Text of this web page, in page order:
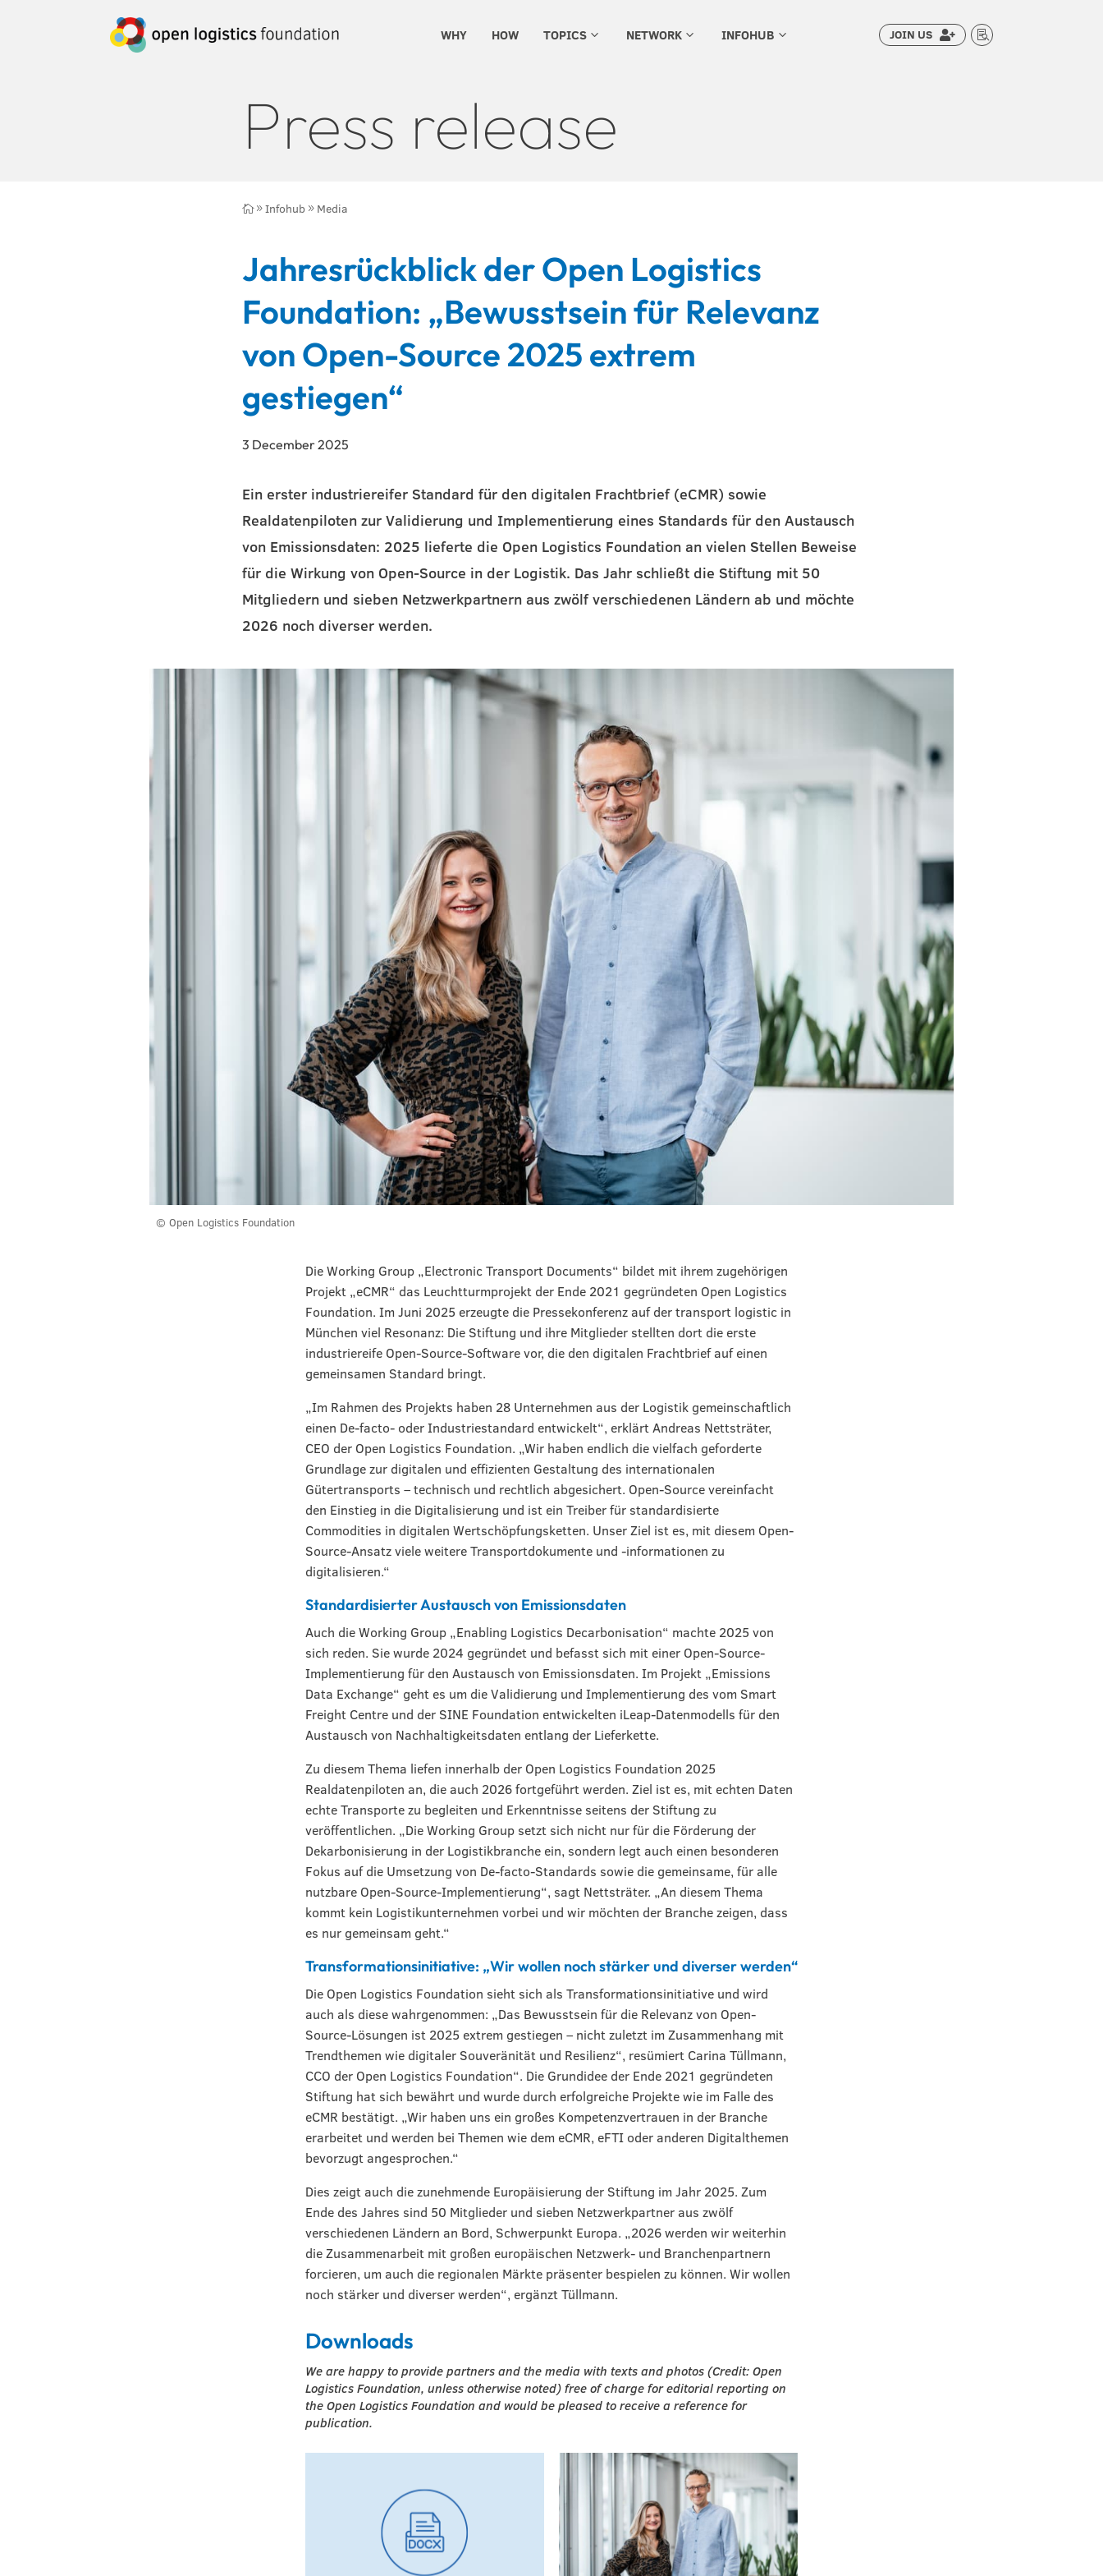
WHY HOW 3
TOPICS 3
NETWORK 3
INFOHUB 
JOIN US 
Press release
9 Infohub 9 Media
Jahresrückblick der Open Logistics
Foundation: „Bewusstsein für Relevanz
von Open-Source 2025 extrem
gestiegen“
3 December 2025
Ein erster industriereifer Standard für den digitalen Frachtbrief (eCMR) sowie
Realdatenpiloten zur Validierung und Implementierung eines Standards für den Austausch
von Emissionsdaten: 2025 lieferte die Open Logistics Foundation an vielen Stellen Beweise
für die Wirkung von Open-Source in der Logistik. Das Jahr schließt die Stiftung mit 50
Mitgliedern und sieben Netzwerkpartnern aus zwölf verschiedenen Ländern ab und möchte
2026 noch diverser werden.
© Open Logistics Foundation
Die Working Group „Electronic Transport Documents“ bildet mit ihrem zugehörigen
Projekt „eCMR“ das Leuchtturmprojekt der Ende 2021 gegründeten Open Logistics
Foundation. Im Juni 2025 erzeugte die Pressekonferenz auf der transport logistic in
München viel Resonanz: Die Stiftung und ihre Mitglieder stellten dort die erste
industriereife Open-Source-Software vor, die den digitalen Frachtbrief auf einen
gemeinsamen Standard bringt.
„Im Rahmen des Projekts haben 28 Unternehmen aus der Logistik gemeinschaftlich
einen De-facto- oder Industriestandard entwickelt“, erklärt Andreas Nettsträter,
CEO der Open Logistics Foundation. „Wir haben endlich die vielfach geforderte
Grundlage zur digitalen und effizienten Gestaltung des internationalen
Gütertransports – technisch und rechtlich abgesichert. Open-Source vereinfacht
den Einstieg in die Digitalisierung und ist ein Treiber für standardisierte
Commodities in digitalen Wertschöpfungsketten. Unser Ziel ist es, mit diesem Open-
Source-Ansatz viele weitere Transportdokumente und -informationen zu
digitalisieren.“
Standardisierter Austausch von Emissionsdaten
Auch die Working Group „Enabling Logistics Decarbonisation“ machte 2025 von
sich reden. Sie wurde 2024 gegründet und befasst sich mit einer Open-Source-
Implementierung für den Austausch von Emissionsdaten. Im Projekt „Emissions
Data Exchange“ geht es um die Validierung und Implementierung des vom Smart
Freight Centre und der SINE Foundation entwickelten iLeap-Datenmodells für den
Austausch von Nachhaltigkeitsdaten entlang der Lieferkette.
Zu diesem Thema liefen innerhalb der Open Logistics Foundation 2025
Realdatenpiloten an, die auch 2026 fortgeführt werden. Ziel ist es, mit echten Daten
echte Transporte zu begleiten und Erkenntnisse seitens der Stiftung zu
veröffentlichen. „Die Working Group setzt sich nicht nur für die Förderung der
Dekarbonisierung in der Logistikbranche ein, sondern legt auch einen besonderen
Fokus auf die Umsetzung von De-facto-Standards sowie die gemeinsame, für alle
nutzbare Open-Source-Implementierung“, sagt Nettsträter. „An diesem Thema
kommt kein Logistikunternehmen vorbei und wir möchten der Branche zeigen, dass
es nur gemeinsam geht.“
Transformationsinitiative: „Wir wollen noch stärker und diverser werden“
Die Open Logistics Foundation sieht sich als Transformationsinitiative und wird
auch als diese wahrgenommen: „Das Bewusstsein für die Relevanz von Open-
Source-Lösungen ist 2025 extrem gestiegen – nicht zuletzt im Zusammenhang mit
Trendthemen wie digitaler Souveränität und Resilienz“, resümiert Carina Tüllmann,
CCO der Open Logistics Foundation“. Die Grundidee der Ende 2021 gegründeten
Stiftung hat sich bewährt und wurde durch erfolgreiche Projekte wie im Falle des
eCMR bestätigt. „Wir haben uns ein großes Kompetenzvertrauen in der Branche
erarbeitet und werden bei Themen wie dem eCMR, eFTI oder anderen Digitalthemen
bevorzugt angesprochen.“
Dies zeigt auch die zunehmende Europäisierung der Stiftung im Jahr 2025. Zum
Ende des Jahres sind 50 Mitglieder und sieben Netzwerkpartner aus zwölf
verschiedenen Ländern an Bord, Schwerpunkt Europa. „2026 werden wir weiterhin
die Zusammenarbeit mit großen europäischen Netzwerk- und Branchenpartnern
forcieren, um auch die regionalen Märkte präsenter bespielen zu können. Wir wollen
noch stärker und diverser werden“, ergänzt Tüllmann.
Downloads
We are happy to provide partners and the media with texts and photos (Credit: Open
Logistics Foundation, unless otherwise noted) free of charge for editorial reporting on
the Open Logistics Foundation and would be pleased to receive a reference for
publication.